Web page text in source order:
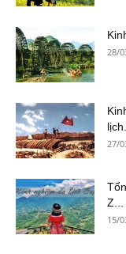
28/
lịch...
27/
Z...
15/